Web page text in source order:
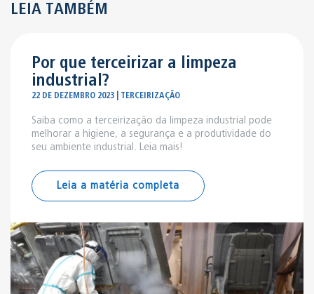
LEIA TAMBÉM
Por que terceirizar a limpeza
industrial?
22 DE DEZEMBRO 2023 | TERCEIRIZAÇÃO
Saiba como a terceirização da limpeza industrial pode
melhorar a higiene, a segurança e a produtividade do
seu ambiente industrial. Leia mais!
Leia a matéria completa